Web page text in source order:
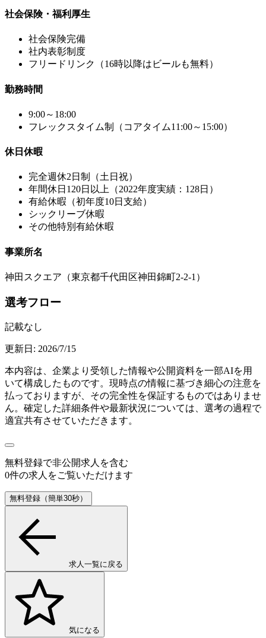
社会保険・福利厚生
社会保険完備
社内表彰制度
フリードリンク（16時以降はビールも無料）
勤務時間
9:00～18:00
フレックスタイム制（コアタイム11:00～15:00）
休日休暇
完全週休2日制（土日祝）
年間休日120日以上（2022年度実績：128日）
有給休暇（初年度10日支給）
シックリーブ休暇
その他特別有給休暇
事業所名
神田スクエア（東京都千代田区神田錦町2-2-1）
選考フロー
記載なし
更新日: 2026/7/15
本内容は、企業より受領した情報や公開資料を一部AIを用
いて構成したものです。現時点の情報に基づき細心の注意を
払っておりますが、その完全性を保証するものではありませ
ん。確定した詳細条件や最新状況については、選考の過程で
適宜共有させていただきます。
無料登録で非公開求人 を含む
0件の求人をご覧いただけます
無料登録（簡単30秒）
求人一覧に戻る
気になる